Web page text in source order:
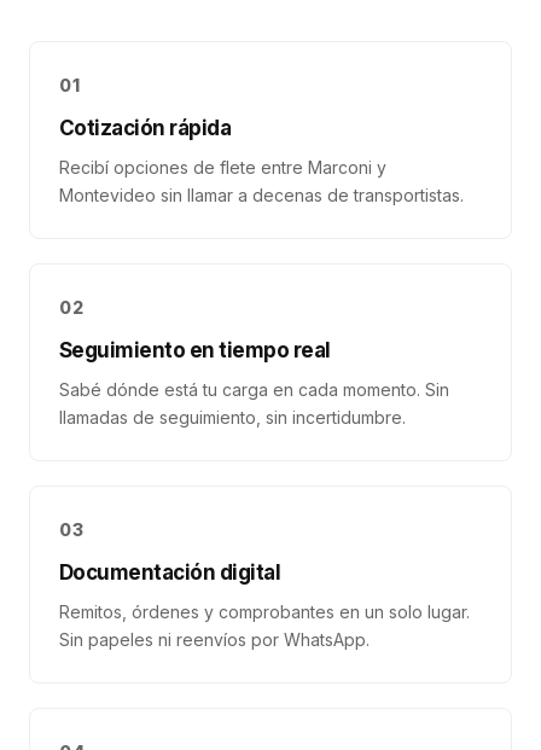
01
Cotización rápida
Recibí opciones de flete entre Marconi y
Montevideo sin llamar a decenas de transportistas.
02
Seguimiento en tiempo real
Sabé dónde está tu carga en cada momento. Sin
llamadas de seguimiento, sin incertidumbre.
03
Documentación digital
Remitos, órdenes y comprobantes en un solo lugar.
Sin papeles ni reenvíos por WhatsApp.